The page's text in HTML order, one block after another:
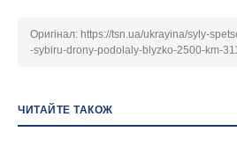
Оригінал: https://tsn.ua/ukrayina/syly-
-sybiru-drony-podolaly-blyzko-2500-km-
ЧИТАЙТЕ ТАКОЖ